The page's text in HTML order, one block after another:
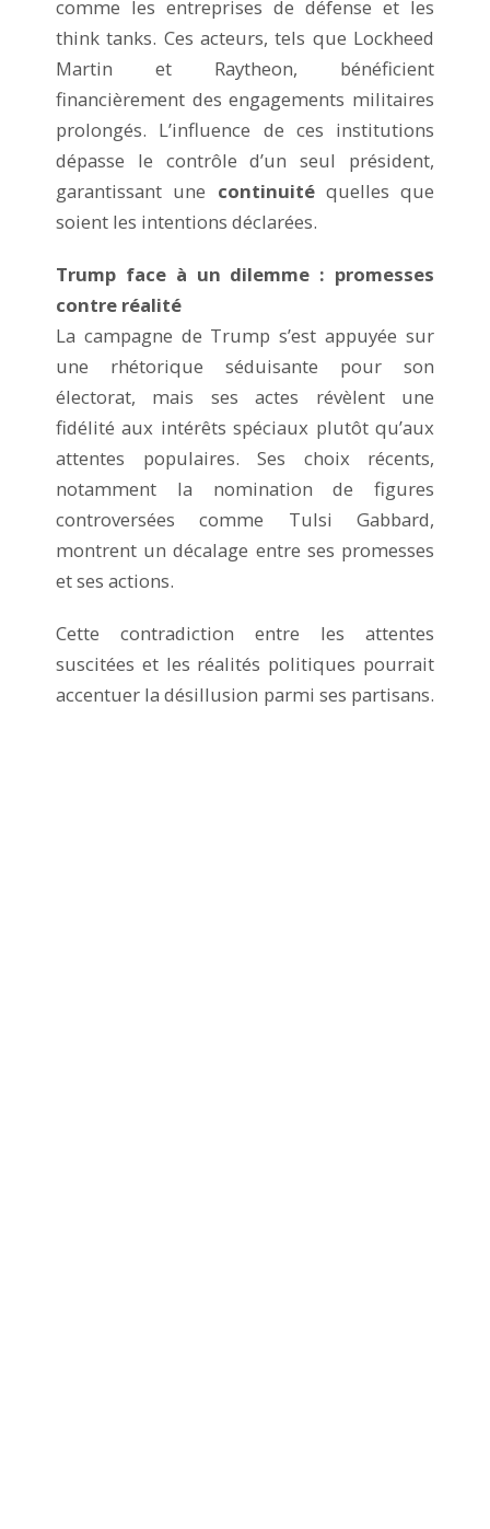
comme les entreprises de défense et les
think tanks. Ces acteurs, tels que Lockheed
Martin et Raytheon, bénéficient
financièrement des engagements militaires
prolongés. L’influence de ces institutions
dépasse le contrôle d’un seul président,
garantissant une continuitéquelles que
soient les intentions déclarées.
Trump face à un dilemme : promesses
contre réalité
La campagne de Trump s’est appuyée sur
une rhétorique séduisante pour son
électorat, mais ses actes révèlent une
fidélité aux intérêts spéciaux plutôt qu’aux
attentes populaires. Ses choix récents,
notamment la nomination de figures
controversées comme Tulsi Gabbard,
montrent un décalage entre ses promesses
et ses actions.
Cette contradiction entre les attentes
suscitées et les réalités politiques pourrait
accentuer la désillusion parmi ses partisans.